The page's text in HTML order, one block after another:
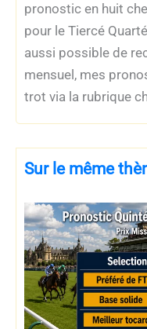
pronostic en huit
pour le Tiercé
aussi possible de
mensuel, mes
trot via la rubrique
Sur le même